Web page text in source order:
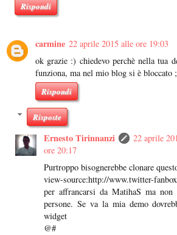
Rispondi
carmine 22 aprile 2015 alle ore 19:03
ok grazie :) chiedevo perchè nella tua
funziona, ma nel mio blog si è bloccato
Rispondi
Risposte
Ernesto Tirinnanzi
22 aprile
ore 20:17
Purtroppo bisognerebbe clonare
view-source:http://www.twitter-
per affrancarsi da MatihaS ma
persone. Se va la mia demo
widget
@#